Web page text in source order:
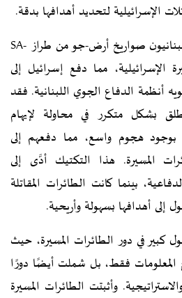
الإسرائيلية لتحديد أهدافها بدقة.
من جهة أخرى، استخدم اللبنانيون صواريخ أرض-جو من طراز SA-
الإسرائيلية، مما دفع إسرائيل إلى
أنظمة الدفاع الجوي اللبنانية. فقد
بشكل متكرر في محاولة لإيهام
بوجود هجوم واسع، مما دفعهم إلى
المسيرة. هذا التكتيك أدَّى إلى
بينما كانت الطائرات المقاتلة
إلى أهدافها بسهولة وأريحية.
كبير في دور الطائرات المسيرة، حيث
فقط، بل شملت أيضًا دورًا
وأثبتت الطائرات المسيرة